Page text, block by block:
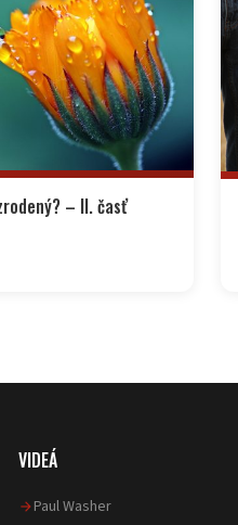
– II. časť
VIDEÁ
Paul Washer